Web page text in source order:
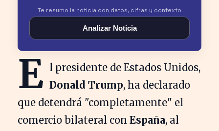
Te resumo la noticia con datos, cifras y contexto
Analizar Noticia
E l presidente de Estados Unidos,
Donald Trump, ha declarado
que detendrá "completamente" el
comercio bilateral con España, al